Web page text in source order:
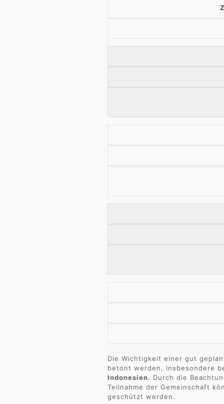
Die Wichtigkeit einer gut
betont werden, insbesondere
Indonesien. Durch die
Teilnahme der Gemeinschaft
geschützt werden.